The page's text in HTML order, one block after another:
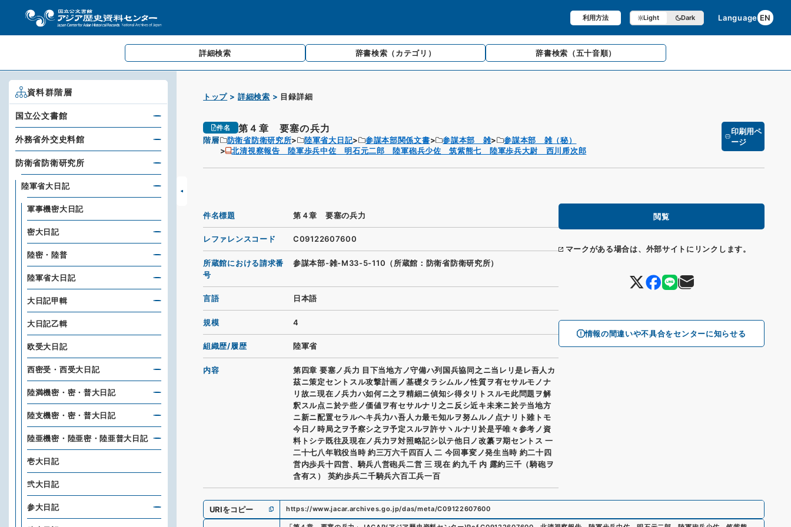
利用方法 Light Dark Language EN
詳細検索 辞書検索 （カテゴリ） 辞書検索 （五十音順）
トップ 詳細検索 目録詳細
件名 第４章 要塞の兵力
階層 防衛省防衛研究所 陸軍省大日記 参謀本部関係文書 参謀本部 雑
参謀本部 雑（秘）
北清視察報告 陸軍歩兵中佐 明石元二郎 陸軍砲兵少佐 筑紫熊七 陸軍歩兵大尉 西川乕次郎
印刷用ペ
ージ
閲覧
マークがある場合は、外部サイトにリンクします。
情報の間違いや不具合をセンターに知らせる
件名標題 第４章 要塞の兵力
レファレンスコード C09122607600
所蔵館における請求番
号
参謀本部-雑-M33-5-110（所蔵館：防衛省防衛研究所）
言語 日本語
規模 4
組織歴/履歴 陸軍省
内容
第四章 要塞ノ兵力 目下当地方ノ守備ハ列国兵協同之ニ当レリ是レ吾人カ
茲ニ策定セントスル攻撃計画ノ基礎タラシムルノ性質ヲ有セサルモノナ
リ故ニ現在ノ兵力ハ如何ニ之ヲ精細ニ偵知シ得タリトスルモ此問題ヲ解
釈スル点ニ於テ些ノ価値ヲ有セサルナリ之ニ反シ近キ未来ニ於テ当地方
ニ新ニ配置セラルヘキ兵力ハ吾人カ最モ知ルヲ努ムルノ点ナリト雖トモ
今日ノ時局之ヲ予察シ之ヲ予定スルヲ許サヽルナリ於是乎唯々参考ノ資
料トシテ既往及現在ノ兵力ヲ対照略記シ以テ他日ノ改纂ヲ期セントス 一
二十七八年戦役当時 約三万六千四百人 二 今回事変ノ発生当時 約二十四
営内歩兵十四営、騎兵八営砲兵二営 三 現在 約九千 内 露約三千（騎砲ヲ
含有ス） 英約歩兵二千騎兵六百工兵一百
URIをコピー https://www.jacar.archives.go.jp/das/meta/C09122607600
資料群階層
国立公文書館
外務省外交史料館
防衛省防衛研究所
陸軍省大日記
軍事機密大日記
密大日記
陸密・陸普
陸軍省大日記
大日記甲輯
大日記乙輯
欧受大日記
西密受・西受大日記
陸満機密・密・普大日記
陸支機密・密・普大日記
陸亜機密・陸亜密・陸亜普大日記
壱大日記
弐大日記
参大日記